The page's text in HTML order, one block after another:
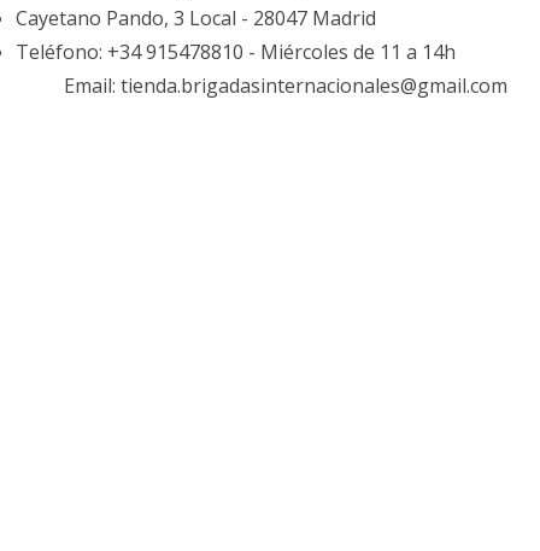
Cayetano Pando, 3 Local - 28047 Madrid
Teléfono: +34 915478810 - Miércoles de 11 a 14h
Email: tienda.brigadasinternacionales@gmail.com